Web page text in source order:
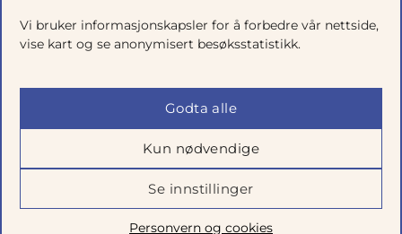
Vi bruker informasjonskapsler for å forbedre vår nettside,
vise kart og se anonymisert besøksstatistikk.
Godta alle
Kun nødvendige
Se innstillinger
Personvern og cookies
Salgsbetingelser|Personvern|Cookie-innstillinger
Utviklet avTalkto